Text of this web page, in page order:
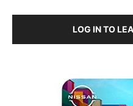
LOG IN TO